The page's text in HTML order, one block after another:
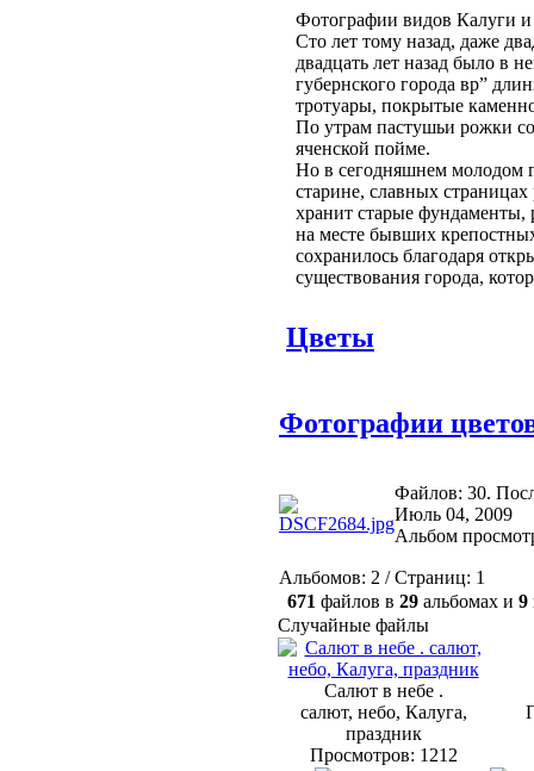
Фотографии видов Калуги
Сто лет тому назад, даже
двадцать лет назад было в
губернского города вр”
тротуары, покрытые
По утрам пастушьи рожки
яченской пойме.
Но в сегодняшнем молодом
старине, славных
хранит старые фундаменты,
на месте бывших
сохранилось благодаря
существования города,
Цветы
Фотографии
Файлов: 30.
Июль 04, 2009
Альбом
Альбомов: 2 / Страниц: 1
671 файлов в 29 альбомах и 9
Случайные файлы
Салют в небе .
салют, небо, Калуга,
праздник
Просмотров: 1212